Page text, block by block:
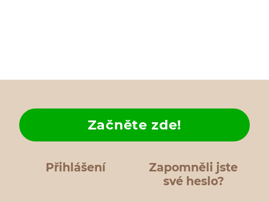
Přihlášení
Zapomněli jste
své heslo?
Začněte zde!